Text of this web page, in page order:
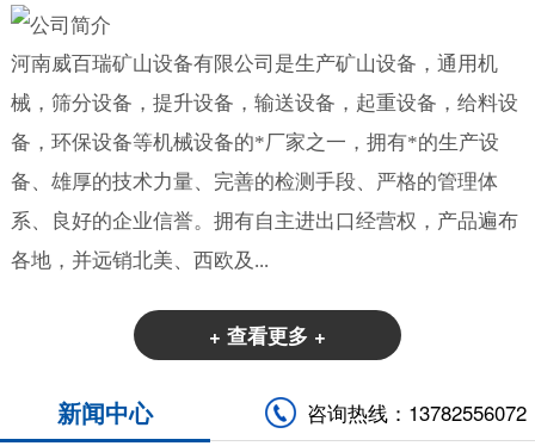
河南威百瑞矿山设备有限公司是生产矿山设备，通用机
械，筛分设备，提升设备，输送设备，起重设备，给料设
备，环保设备等机械设备的*厂家之一，拥有*的生产设
备、雄厚的技术力量、完善的检测手段、严格的管理体
系、良好的企业信誉。拥有自主进出口经营权，产品遍布
各地，并远销北美、西欧及...
+ 查看更多 +
咨询热线：13782556072
新闻中心